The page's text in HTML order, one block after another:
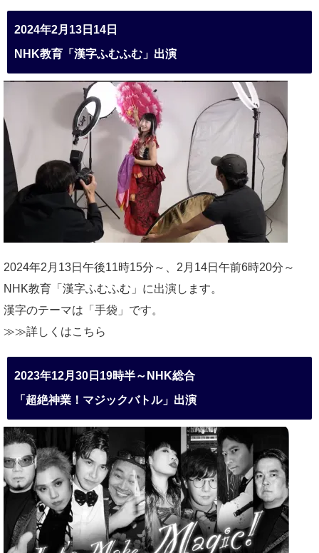
2024年2月13日14日
NHK教育「漢字ふむふむ」出演
2024年2月13日午後11時15分～、2月14日午前6時20分～
NHK教育「漢字ふむふむ」に出演します。
漢字のテーマは「手袋」です。
≫≫詳しくはこちら
2023年12月30日19時半～NHK総合
「超絶神業！マジックバトル」出演